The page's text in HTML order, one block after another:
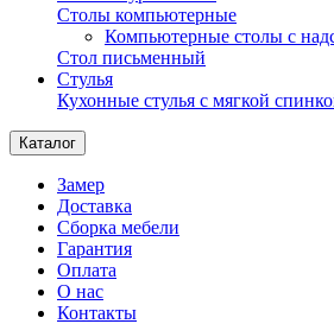
Столы компьютерные
Компьютерные столы с
Стол письменный
Стулья
Кухонные стулья с мягкой
Каталог
Замер
Доставка
Сборка мебели
Гарантия
Оплата
О нас
Контакты